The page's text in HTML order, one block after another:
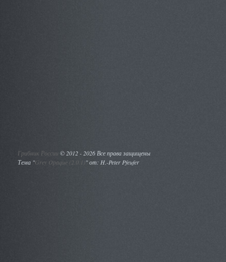
Грибник России ©2012 - 2026 Все права защищены
Тема "Grey Opaque (2.0.1)" от: H.-Peter Pfeufer